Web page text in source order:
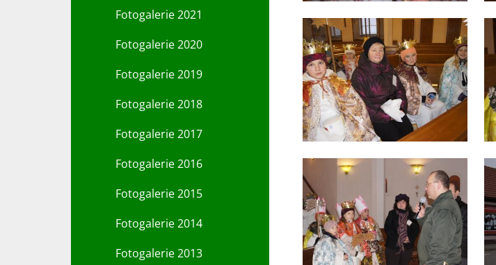
Fotogalerie 2021
Fotogalerie 2020
Fotogalerie 2019
Fotogalerie 2018
Fotogalerie 2017
Fotogalerie 2016
Fotogalerie 2015
Fotogalerie 2014
Fotogalerie 2013